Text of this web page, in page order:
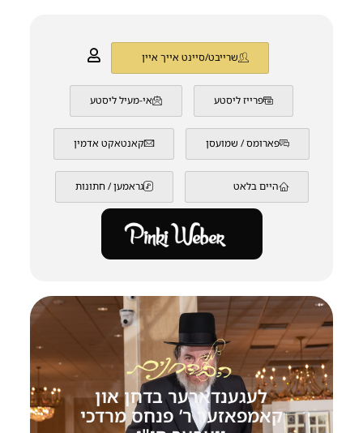
שרייבט/סיינט אייך איין
אי-מעיל ליסטע פרייז ליסטע
קאנטאקט אדמין פארומס / שמועסן
גראמען / חתונות היים בלאט
לעגענדארער בדחן און
קאמפאזער ר’ פנחס מרדכי